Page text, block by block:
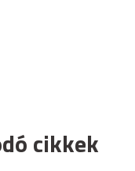
cikkek